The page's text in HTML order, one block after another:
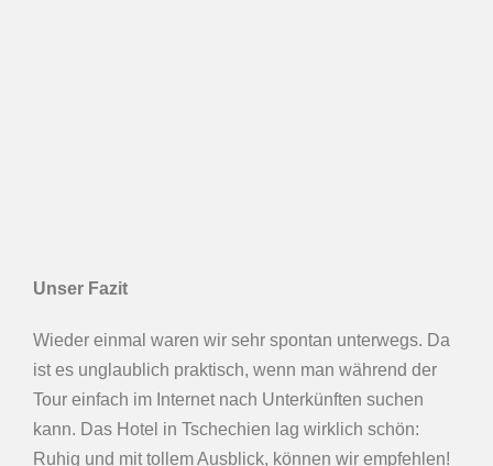
Unser Fazit
Wieder einmal waren wir sehr spontan unterwegs. Da
ist es unglaublich praktisch, wenn man während der
Tour einfach im Internet nach Unterkünften suchen
kann. Das Hotel in Tschechien lag wirklich schön:
Ruhig und mit tollem Ausblick, können wir empfehlen!